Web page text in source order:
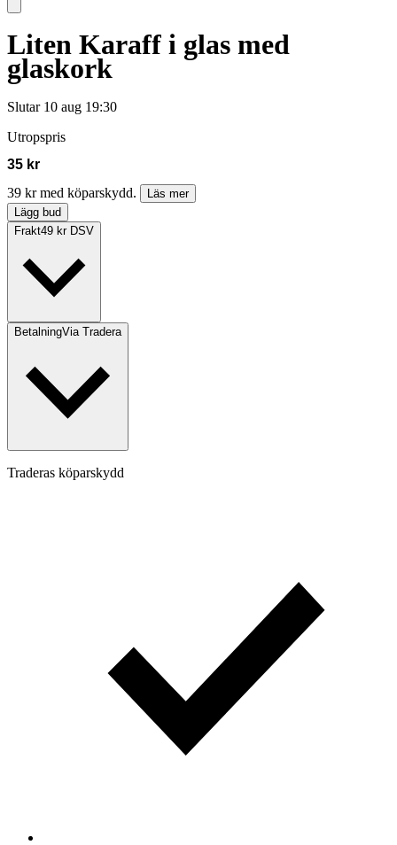
Liten Karaff i glas med
glaskork
Slutar 10 aug 19:30
Utropspris
35 kr
39 kr med köparskydd.
Läs mer
Lägg bud
Frakt49 kr DSV
BetalningVia Tradera
Traderas köparskydd